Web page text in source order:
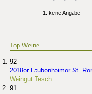
keine Angabe
Top Weine
92
2019er Laubenheimer St.
Weingut Tesch
91